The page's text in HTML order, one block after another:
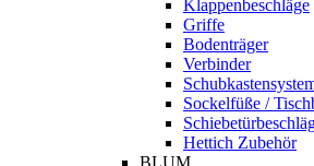
Klappenbeschläge
Griffe
Bodenträger
Verbinder
Sockelfüße /
Hettich Zubehör